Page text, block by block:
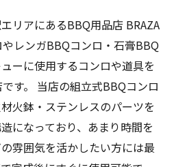
リアにあるBBQ用品店 BRAZA
レンガBBQコンロ・石膏BBQ
ーに使用するコンロや道具を
す。 当店の組立式BBQコンロ
火鉢・ステンレスのパーツを
になっており、あまり時間を
雰囲気を活かしたい方には最